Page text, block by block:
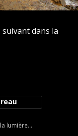
suivant dans la
lumière...